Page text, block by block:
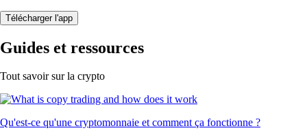
Télécharger l'app
Guides et ressources
Tout savoir sur la crypto
Qu'est-ce qu'une cryptomonnaie et comment ça fonctionne ?